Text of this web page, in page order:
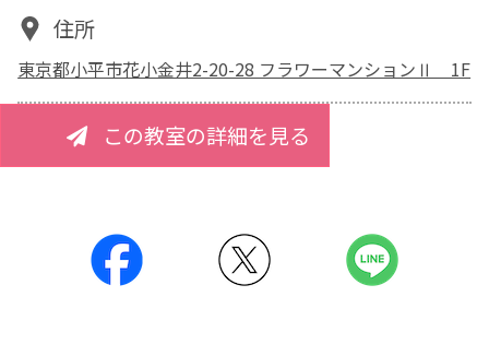
住所
東京都小平市花小金井2-20-28 フラワーマンションⅡ 1F
この教室の詳細を見る